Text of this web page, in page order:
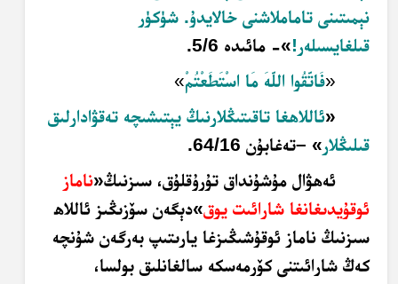
نېمىتىنى تاماملاشنى خالايدۇ. شۈكۈر
قىلغايسىلەر!»- مائىدە 5/6
.
«فَاتَّقُوا اللَّهَ مَا اسْتَطَعْتُمْ»
«ئاللاھغا تاقىتىڭلارنىڭ يېتىشىچە تەقۋادارلىق
قىلىڭلار»
–تەغابۇن 64/16
.
ئەھۋال مۇشۇنداق تۇرۇقلۇق، سىزنىڭ«ناماز
ئوقۇيدىغانغا شارائىت يوق»دېگەن سۆزىڭىز ئاللاھ
سىزنىڭ ناماز ئوقۇشىڭىزغا يارىتىپ بەرگەن شۇنچە
كەڭ شارائىتنى كۆرمەسكە سالغانلىق بولسا،